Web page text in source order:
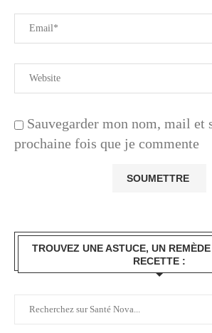
Sauvegarder mon nom, mail et
prochaine fois que je commente
TROUVEZ UNE ASTUCE, UN
RECETTE :